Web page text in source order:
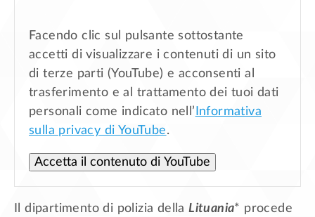
Facendo clic sul pulsante sottostante
accetti di visualizzare i contenuti di un sito
di terze parti (YouTube) e acconsenti al
trasferimento e al trattamento dei tuoi dati
personali come indicato nell’ Informativa
sulla privacy di YouTube.
Accetta il contenuto di YouTube
Il dipartimento di polizia dellaLituania* procede